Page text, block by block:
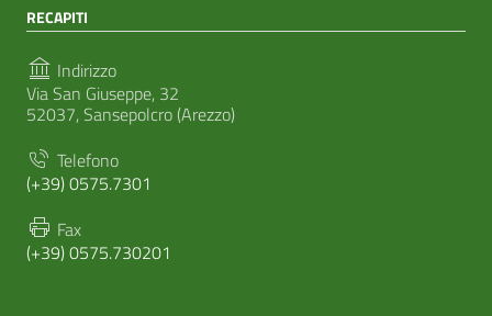
RECAPITI
Indirizzo
Via San Giuseppe, 32
52037, Sansepolcro (Arezzo)
Telefono
(+39) 0575.7301
Fax
(+39) 0575.730201